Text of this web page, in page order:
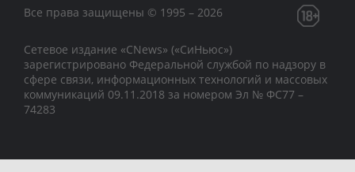
Все права защищены © 1995 – 2026
Сетевое издание «CNews» («СиНьюс»)
зарегистрировано Федеральной службой по надзору в
сфере связи, информационных технологий и массовых
коммуникаций 09.11.2018 за номером Эл № ФС77 –
74283